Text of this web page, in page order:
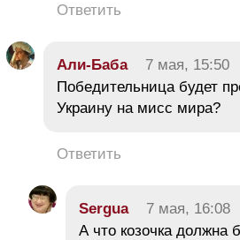
Ответить
Али-Баба 7 мая, 15:50
Победительница будет
Украину на мисс мира?
Ответить
Sergua 7 мая, 16:08
А что козочка должна